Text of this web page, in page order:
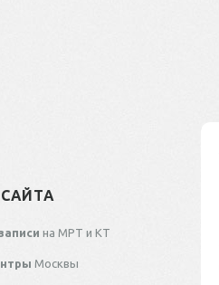
на МРТ и КТ
Москвы